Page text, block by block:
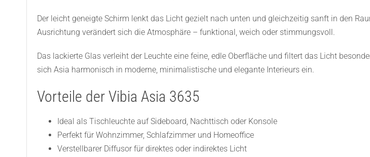
Der leicht geneigte Schirm lenkt das Licht gezielt nach unten und gleichzeitig sanft in den
Ausrichtung verändert sich die Atmosphäre – funktional, weich oder stimmungsvoll.
Das lackierte Glas verleiht der Leuchte eine feine, edle Oberfläche und filtert das Licht
sich Asia harmonisch in moderne, minimalistische und elegante Interieurs ein.
Vorteile der Vibia Asia 3635
Ideal als Tischleuchte auf Sideboard, Nachttisch oder Konsole
Perfekt für Wohnzimmer, Schlafzimmer und Homeoffice
Verstellbarer Diffusor für direktes oder indirektes Licht